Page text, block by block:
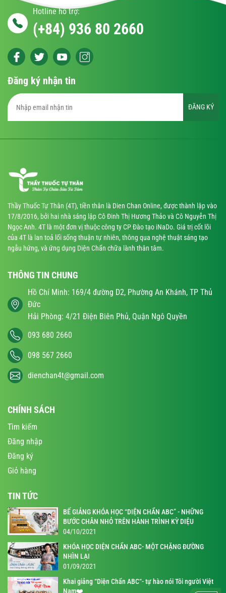
Hotline hỗ trợ:
(+84) 936 80 2660
Đăng ký nhận tin
ĐĂNG KÝ
Thầy Thuốc Tự Thân (4T), tiền thân là Dien Chan Online, được thành lập vào
17/8/2016, bởi hai nhà sáng lập Cô Đinh Thị Hương Thảo và Cô Nguyễn Thị
Ngọc Anh. 4T là một đơn vị thuộc công ty CP Đào tạo iNaDo. Giá trị cốt lõi
của 4T là lan toả lối sống thuận tự nhiên, thông qua nghệ thuật sáng tạo
ngẫu hứng, và ứng dụng Diện Chẩn chữa lành thân tâm.
THÔNG TIN CHUNG
Hồ Chí Minh: 169/4 đường D2, Phường An Khánh, TP Thủ
Đức
Hải Phòng: 4/21 Điện Biên Phủ, Quận Ngô Quyền
093 680 2660
098 567 2660
dienchan4t@gmail.com
CHÍNH SÁCH
Tìm kiếm
Đăng nhập
Đăng ký
Giỏ hàng
TIN TỨC
BẾ GIẢNG KHÓA HỌC “DIỆN CHẨN ABC” - NHỮNG
BƯỚC CHÂN NHỎ TRÊN HÀNH TRÌNH KỲ DIỆU
04/10/2021
KHÓA HỌC DIỆN CHẨN ABC- MỘT CHẶNG ĐƯỜNG
NHÌN LẠI
01/09/2021
Khai giảng “Diện Chẩn ABC“- tự hào nói Tôi người Việt
Nam❤️